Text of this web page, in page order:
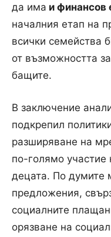
да има и финансов
началния етап на
всички семейства
от възможността
бащите.
В заключение
подкрепил
разширяване на
по-голямо участие
децата. По думите
предложения,
социалните
орязване на